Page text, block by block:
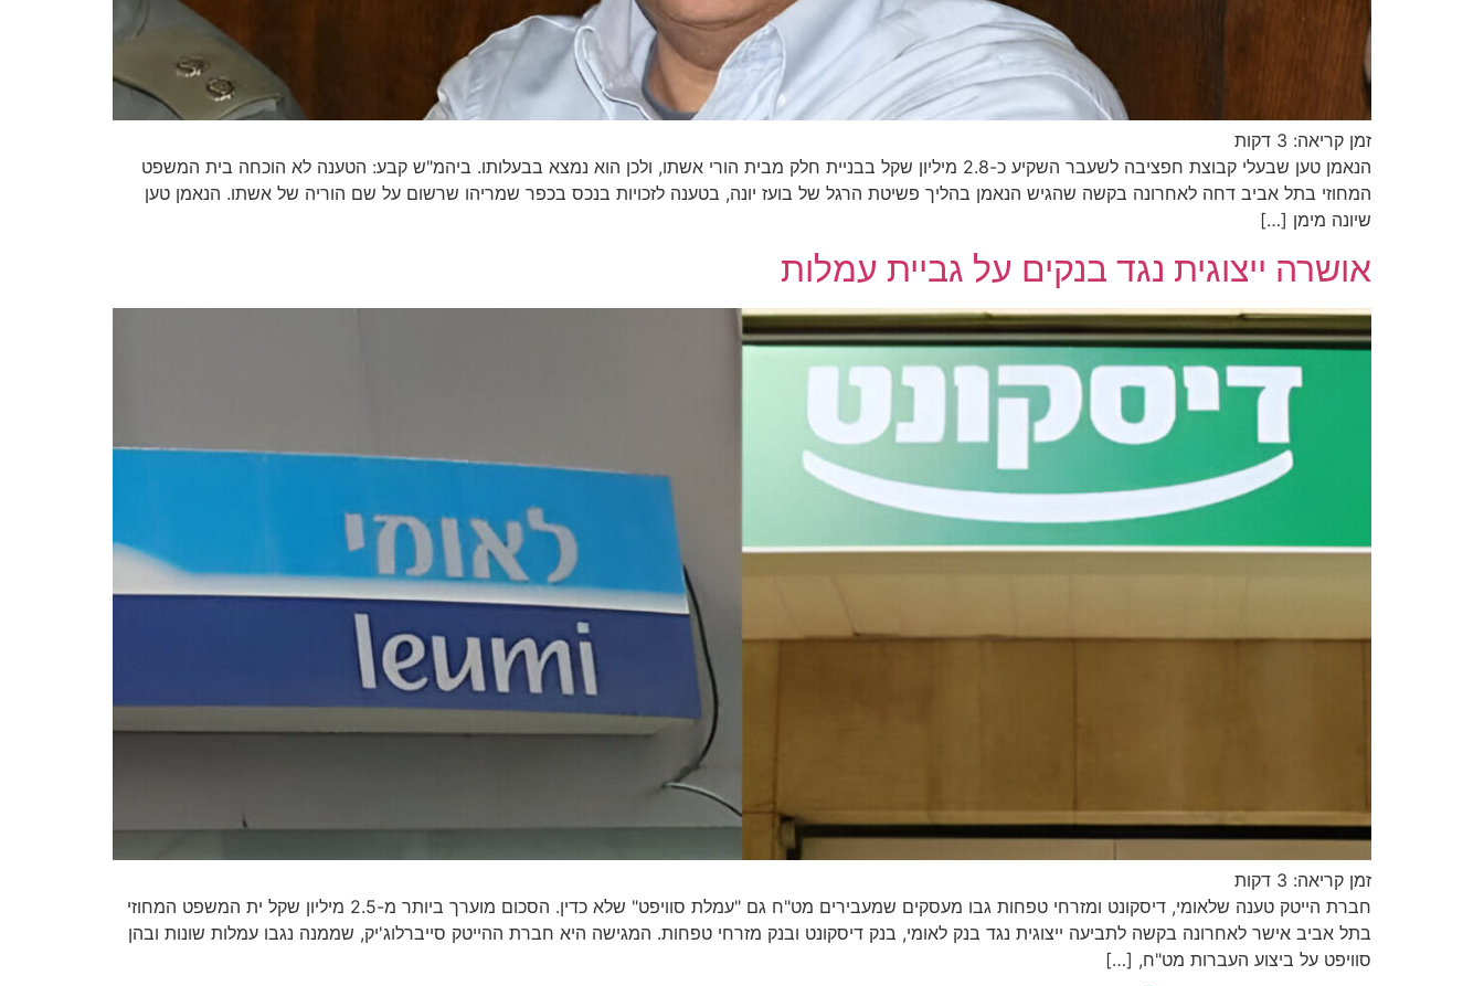
זמן קריאה: 3 דקות
הנאמן טען שבעלי קבוצת חפציבה לשעבר השקיע כ-2.8 מיליון שקל בבניית חלק מבית הורי אשתו, ולכן הוא נמצא בבעלותו. ביהמ"ש קבע: הטענה לא הוכחה בית המשפט
המחוזי בתל אביב דחה לאחרונה בקשה שהגיש הנאמן בהליך פשיטת הרגל של בועז יונה, בטענה לזכויות בנכס בכפר שמריהו שרשום על שם הוריה של אשתו. הנאמן טען
שיונה מימן […]
אושרה ייצוגית נגד בנקים על גביית עמלות
זמן קריאה: 3 דקות
חברת הייטק טענה שלאומי, דיסקונט ומזרחי טפחות גבו מעסקים שמעבירים מט"ח גם "עמלת סוויפט" שלא כדין. הסכום מוערך ביותר מ-2.5 מיליון שקל ית המשפט המחוזי
בתל אביב אישר לאחרונה בקשה לתביעה ייצוגית נגד בנק לאומי, בנק דיסקונט ובנק מזרחי טפחות. המגישה היא חברת ההייטק סייברלוג'יק, שממנה נגבו עמלות שונות ובהן
סוויפט על ביצוע העברות מט"ח, […]